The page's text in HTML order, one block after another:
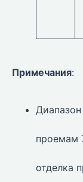
Примечания:
проемам
отделка